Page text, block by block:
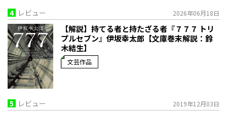
4 レビュー 2026年06月18日
【解説】持てる者と持たざる者――『７７７ トリ
プルセブン』伊坂幸太郎【文庫巻末解説：鈴
木結生】
文芸作品
5 レビュー 2019年12月03日